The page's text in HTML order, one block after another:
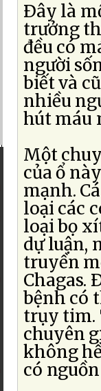
Ðây là
trưởng
đều có
người
biết và
nhiều
hút máu
Một
của ổ
mạnh.
loại các
loại bọ
dự luận,
truyền
Chagas.
bệnh có
trụy tim.
chuyên
không
có